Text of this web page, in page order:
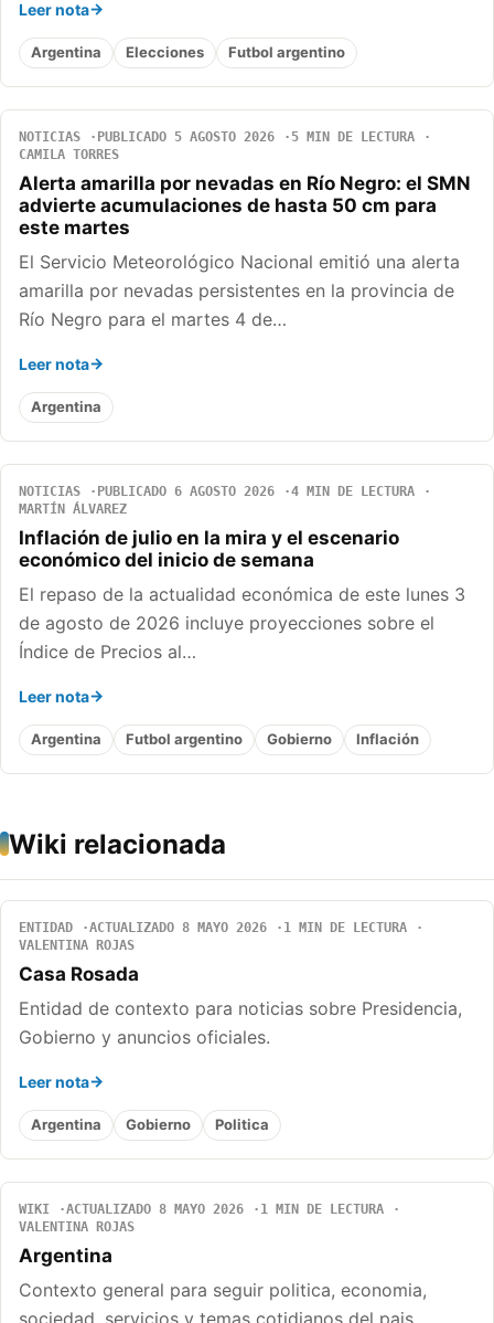
Leer nota
Argentina Elecciones Futbol argentino
NOTICIAS PUBLICADO 5 AGOSTO 2026
5 MIN DE LECTURA
CAMILA TORRES
Alerta amarilla por nevadas en Río Negro: el SMN
advierte acumulaciones de hasta 50 cm para
este martes
El Servicio Meteorológico Nacional emitió una alerta
amarilla por nevadas persistentes en la provincia de
Río Negro para el martes 4 de…
Leer nota
Argentina
NOTICIAS PUBLICADO 6 AGOSTO 2026
4 MIN DE LECTURA
MARTÍN ÁLVAREZ
Inflación de julio en la mira y el escenario
económico del inicio de semana
El repaso de la actualidad económica de este lunes 3
de agosto de 2026 incluye proyecciones sobre el
Índice de Precios al…
Leer nota
Argentina Futbol argentino Gobierno Inflación
Wiki relacionada
ENTIDAD ACTUALIZADO 8 MAYO 2026
1 MIN DE LECTURA
VALENTINA ROJAS
Casa Rosada
Entidad de contexto para noticias sobre Presidencia,
Gobierno y anuncios oficiales.
Leer nota
Argentina Gobierno Politica
WIKI ACTUALIZADO 8 MAYO 2026
1 MIN DE LECTURA
VALENTINA ROJAS
Argentina
Contexto general para seguir politica, economia,
sociedad, servicios y temas cotidianos del pais.